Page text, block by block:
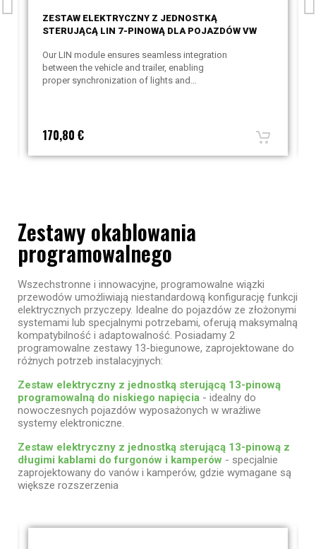
ZESTAW ELEKTRYCZNY Z JEDNOSTKĄ
STERUJĄCĄ LIN 7-PINOWĄ DLA POJAZDÓW VW
Our LIN module ensures seamless integration
between the vehicle and trailer, enabling
proper synchronization of lights and
before purchase
170,80 €
Zestawy okablowania
programowalnego
Wszechstronne i innowacyjne, programowalne wiązki
przewodów umożliwiają niestandardową konfigurację funkcji
elektrycznych przyczepy. Idealne do pojazdów ze złożonymi
systemami lub specjalnymi potrzebami, oferują maksymalną
kompatybilność i adaptowalność. Posiadamy 2
programowalne zestawy 13-biegunowe, zaprojektowane do
różnych potrzeb instalacyjnych:
Zestaw elektryczny z jednostką sterującą 13-pinową
programowalną do niskiego napięcia - idealny do
nowoczesnych pojazdów wyposażonych w wrażliwe
systemy elektroniczne.
Zestaw elektryczny z jednostką sterującą 13-pinową z
długimi kablami do furgonów i kamperów - specjalnie
zaprojektowany do vanów i kamperów, gdzie wymagane są
większe rozszerzenia